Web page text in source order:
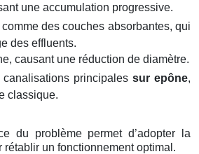
une accumulation progressive.
comme des couches absorbantes, qui
des effluents.
causant une réduction de diamètre.
canalisations principalessur epône,
classique.
du problème permet d’adopter la
rétablir un fonctionnement optimal.